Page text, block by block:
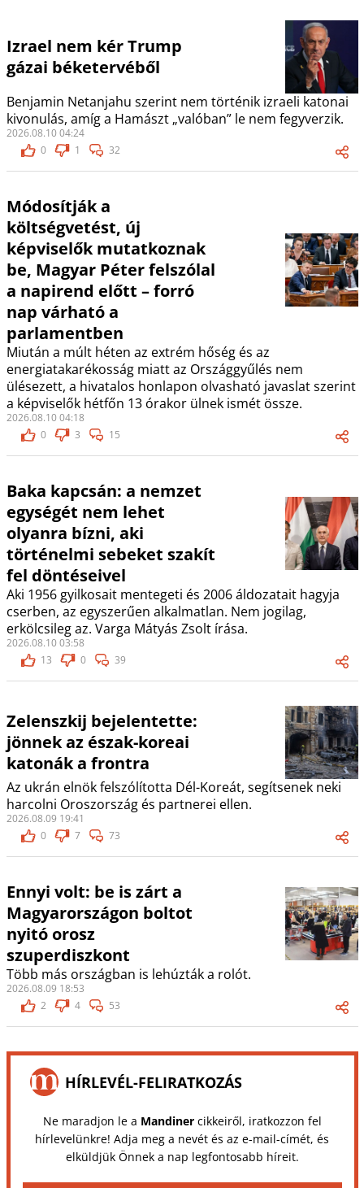
Izrael nem kér Trump
gázai béketervéből
Benjamin Netanjahu szerint nem történik izraeli katonai
kivonulás, amíg a Hamászt „valóban” le nem fegyverzik.
2026.08.10 04:24
0
1 32
Módosítják a
költségvetést, új
képviselők mutatkoznak
be, Magyar Péter felszólal
a napirend előtt – forró
nap várható a
parlamentben
Miután a múlt héten az extrém hőség és az
energiatakarékosság miatt az Országgyűlés nem
ülésezett, a hivatalos honlapon olvasható javaslat szerint
a képviselők hétfőn 13 órakor ülnek ismét össze.
2026.08.10 04:18
0
3 15
Baka kapcsán: a nemzet
egységét nem lehet
olyanra bízni, aki
történelmi sebeket szakít
fel döntéseivel
Aki 1956 gyilkosait mentegeti és 2006 áldozatait hagyja
cserben, az egyszerűen alkalmatlan. Nem jogilag,
erkölcsileg az. Varga Mátyás Zsolt írása.
2026.08.10 03:58
13
0 39
Zelenszkij bejelentette:
jönnek az észak-koreai
katonák a frontra
Az ukrán elnök felszólította Dél-Koreát, segítsenek neki
harcolni Oroszország és partnerei ellen.
2026.08.09 19:41
0
7 73
Ennyi volt: be is zárt a
Magyarországon boltot
nyitó orosz
szuperdiszkont
Több más országban is lehúzták a rolót.
2026.08.09 18:53
2
4 53
HÍRLEVÉL-FELIRATKOZÁS
Ne maradjon le a Mandinercikkeiről, iratkozzon fel
hírlevelünkre! Adja meg a nevét és az e-mail-címét, és
elküldjük Önnek a nap legfontosabb híreit.